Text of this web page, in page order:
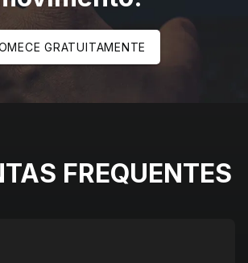
GRATUITAMENTE
FREQUENTES